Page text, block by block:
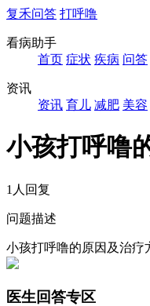
复禾问答 打呼噜
看病助手
首页 症状 疾病 问答
资讯
资讯 育儿 减肥 美容
小孩打呼噜
1人回复
问题描述
小孩打呼噜的原因及治疗
医生回答专区